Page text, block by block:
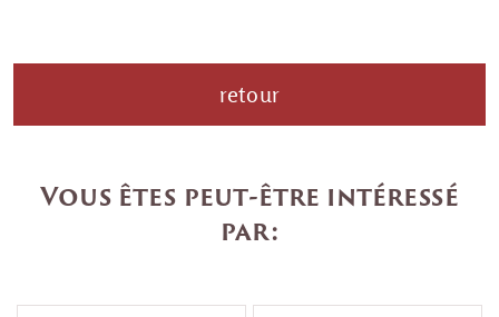
retour
Vous êtes peut-être intéressé
par: